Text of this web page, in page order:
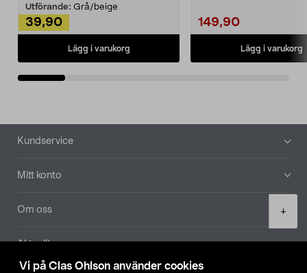
Vi på Clas Ohlson använder cookies
+
Utförande: Grå/beige
39,90
Lägg i varukorg
149,90
Lägg i varukorg
Sidfot
Kundservice
Mitt konto
Om oss
Aktuellt